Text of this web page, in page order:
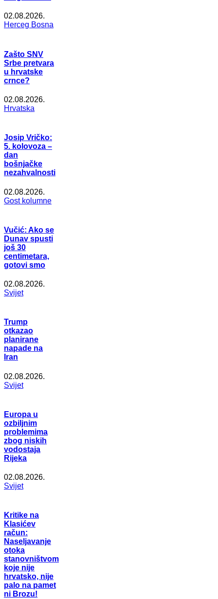
02.08.2026.
Herceg Bosna
Zašto SNV
Srbe pretvara
u hrvatske
crnce?
02.08.2026.
Hrvatska
Josip Vričko:
5. kolovoza –
dan
bošnjačke
nezahvalnosti
02.08.2026.
Gost kolumne
Vučić: Ako se
Dunav spusti
još 30
centimetara,
gotovi smo
02.08.2026.
Svijet
Trump
otkazao
planirane
napade na
Iran
02.08.2026.
Svijet
Europa u
ozbiljnim
problemima
zbog niskih
vodostaja
Rijeka
02.08.2026.
Svijet
Kritike na
Klasićev
račun:
Naseljavanje
otoka
stanovništvom
koje nije
hrvatsko, nije
palo na pamet
ni Brozu!